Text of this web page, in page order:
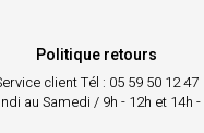
Politique retours
clientTél : 05 59 50 12 47
au Samedi / 9h - 12h et 14h -